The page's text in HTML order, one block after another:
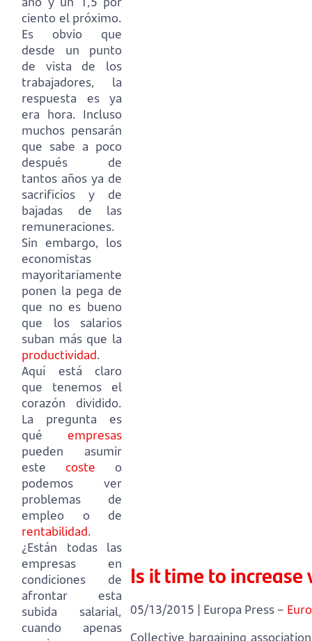
ciento el próximo.
Es obvio que
desde un punto
de vista de los
trabajadores, la
respuesta es ya
era hora. Incluso
muchos pensarán
que sabe a poco
después de
tantos años ya de
sacrificios y de
bajadas de las
remuneraciones.
Sin embargo, los
economistas
mayoritariamente
ponen la pega de
que no es bueno
que los salarios
suban más que la
productividad.
Aquí está claro
que tenemos el
corazón dividido.
La pregunta es
qué empresas
pueden asumir
este coste o
podemos ver
problemas de
empleo o de
rentabilidad.
¿Están todas las
empresas en
condiciones de
afrontar esta
subida salarial,
cuando apenas
Is it time to increase
05/13/2015 | Europa Press –
Collective bargaining